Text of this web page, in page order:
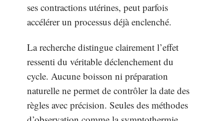
ses contractions utérines, peut parfois
accélérer un processus déjà enclenché.
La recherche distingue clairement l’effet
ressenti du véritable déclenchement du
cycle. Aucune boisson ni préparation
naturelle ne permet de contrôler la date des
règles avec précision. Seules des méthodes